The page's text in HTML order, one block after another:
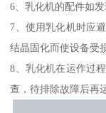
6、乳化机的配件如
7、使用乳化机时应
结晶固化而使设备受
8、乳化机在运作过
查，待排除故障后再